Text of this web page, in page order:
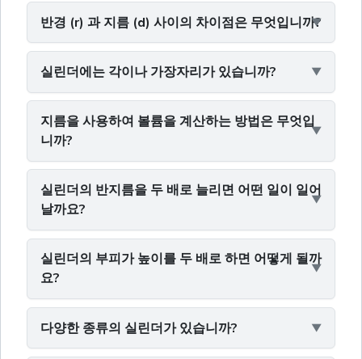
반경 (r) 과 지름 (d) 사이의 차이점은 무엇입니까?
실린더에는 각이나 가장자리가 있습니까?
지름을 사용하여 볼륨을 계산하는 방법은 무엇입
니까?
실린더의 반지름을 두 배로 늘리면 어떤 일이 일어
날까요?
실린더의 부피가 높이를 두 배로 하면 어떻게 될까
요?
다양한 종류의 실린더가 있습니까?